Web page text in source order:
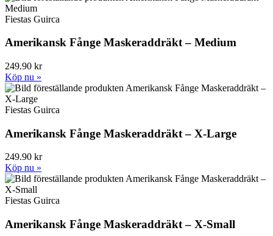
Fiestas Guirca
Amerikansk Fånge Maskeraddräkt – Medium
249.90 kr
Köp nu »
Fiestas Guirca
Amerikansk Fånge Maskeraddräkt – X-Large
249.90 kr
Köp nu »
Fiestas Guirca
Amerikansk Fånge Maskeraddräkt – X-Small